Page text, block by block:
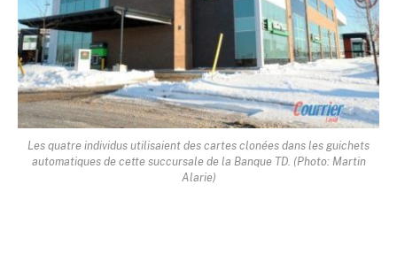
Les quatre individus utilisaient des cartes clonées dans les guichets
automatiques de cette succursale de la Banque TD. (Photo: Martin
Alarie)